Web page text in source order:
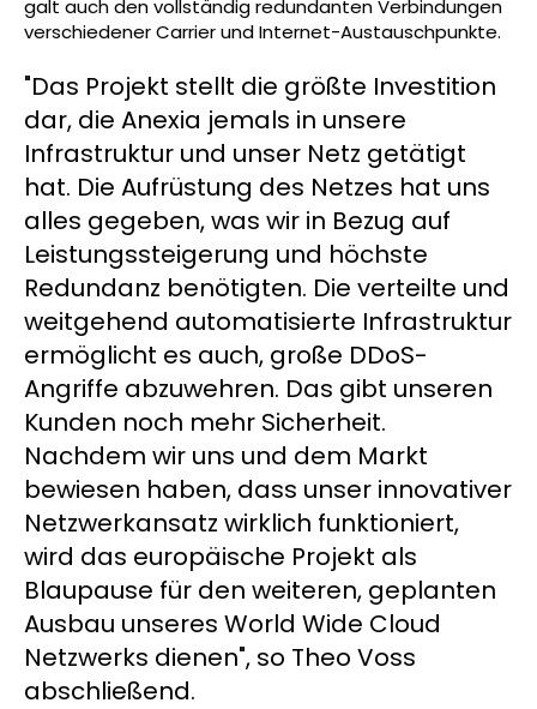
galt auch den vollständig redundanten Verbindungen
verschiedener Carrier und Internet-Austauschpunkte.
"Das Projekt stellt die größte Investition
dar, die Anexia jemals in unsere
Infrastruktur und unser Netz getätigt
hat. Die Aufrüstung des Netzes hat uns
alles gegeben, was wir in Bezug auf
Leistungssteigerung und höchste
Redundanz benötigten. Die verteilte und
weitgehend automatisierte Infrastruktur
ermöglicht es auch, große DDoS-
Angriffe abzuwehren. Das gibt unseren
Kunden noch mehr Sicherheit.
Nachdem wir uns und dem Markt
bewiesen haben, dass unser innovativer
Netzwerkansatz wirklich funktioniert,
wird das europäische Projekt als
Blaupause für den weiteren, geplanten
Ausbau unseres World Wide Cloud
Netzwerks dienen", so Theo Voss
abschließend.